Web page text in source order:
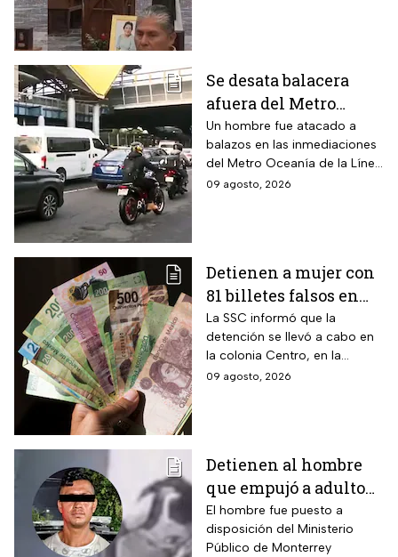
Se desata balacera
afuera del Metro
Oceanía en la CDMX;
hay heridos
Un hombre fue atacado a
balazos en las inmediaciones
del Metro Oceanía de la Línea
B del Metro CDMX.
09 agosto, 2026
Detienen a mujer con
81 billetes falsos en
CDMX: ¿Cómo
identificar “dinero
patito”?
La SSC informó que la
detención se llevó a cabo en
la colonia Centro, en la
alcaldía Cuauhtémoc; llevaba
09 agosto, 2026
Detienen al hombre
que empujó a adulto
mayor frente a un
tráiler en Monterrey
El hombre fue puesto a
disposición del Ministerio
Público de Monterrey